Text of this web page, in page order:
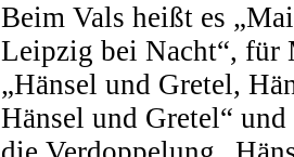
Beim Vals heißt es
Leipzig bei Nacht“, für
„Hänsel und Gretel,
Hänsel und Gretel“